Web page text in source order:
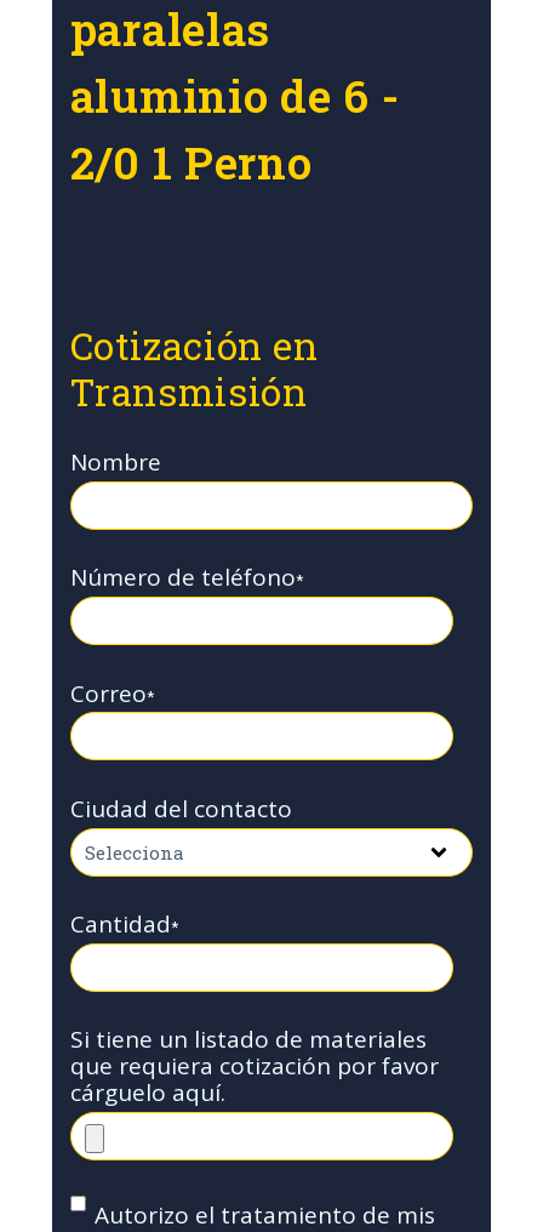
paralelas
aluminio de 6 -
2/0 1 Perno
Cotización en
Transmisión
Nombre
Número de teléfono*
Correo*
Ciudad del contacto
Cantidad*
Si tiene un listado de materiales
que requiera cotización por favor
cárguelo aquí.
Autorizo el tratamiento de mis